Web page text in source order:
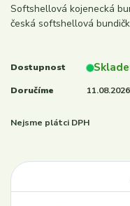
Softshellová kojenecká
česká softshellová
Dostupnost
Doručíme
Nejsme plátci DPH